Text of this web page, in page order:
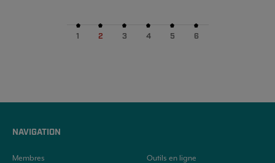
1 2 3 4 5 6
NAVIGATION
Membres
Outils en ligne